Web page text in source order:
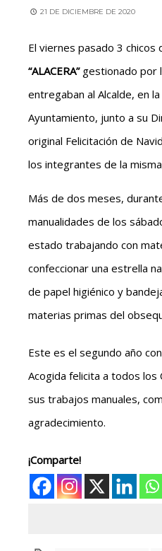
21 DE DICIEMBRE DE 2020
El viernes pasado 3 chicos
“ALACERA”gestionado por
entregaban al Alcalde, en
Ayuntamiento, junto a su
original Felicitación de
los integrantes de la
Más de dos meses,
manualidades de los
estado trabajando con
confeccionar una estrella
de papel higiénico y
materias primas del
Este es el segundo año
Acogida felicita a todos los
sus trabajos manuales,
agradecimiento.
¡Comparte!